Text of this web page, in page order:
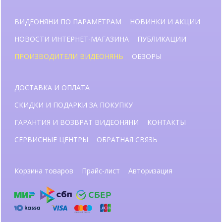
ВИДЕОНЯНИ ПО ПАРАМЕТРАМ
НОВИНКИ И АКЦИИ
НОВОСТИ ИНТЕРНЕТ-МАГАЗИНА
ПУБЛИКАЦИИ
ПРОИЗВОДИТЕЛИ ВИДЕОНЯНЬ
ОБЗОРЫ
ДОСТАВКА И ОПЛАТА
СКИДКИ И ПОДАРКИ ЗА ПОКУПКУ
ГАРАНТИЯ И ВОЗВРАТ ВИДЕОНЯНИ
КОНТАКТЫ
СЕРВИСНЫЕ ЦЕНТРЫ
ОБРАТНАЯ СВЯЗЬ
Корзина товаров Прайс-лист Авторизация